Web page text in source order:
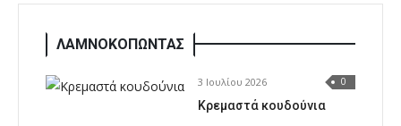
ΛΑΜΝΟΚΟΠΩΝΤΑΣ
3 Ιουλίου 2026 0
Κρεμαστά κουδούνια